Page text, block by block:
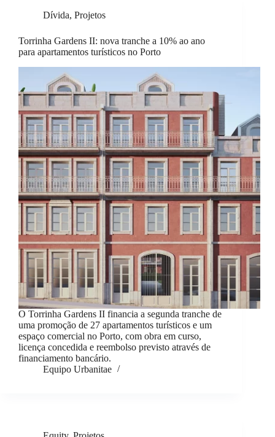
Dívida, Projetos
Torrinha Gardens II: nova tranche a 10% ao ano
para apartamentos turísticos no Porto
O Torrinha Gardens II financia a segunda tranche de
uma promoção de 27 apartamentos turísticos e um
espaço comercial no Porto, com obra em curso,
licença concedida e reembolso previsto através de
financiamento bancário.
Equipo Urbanitae